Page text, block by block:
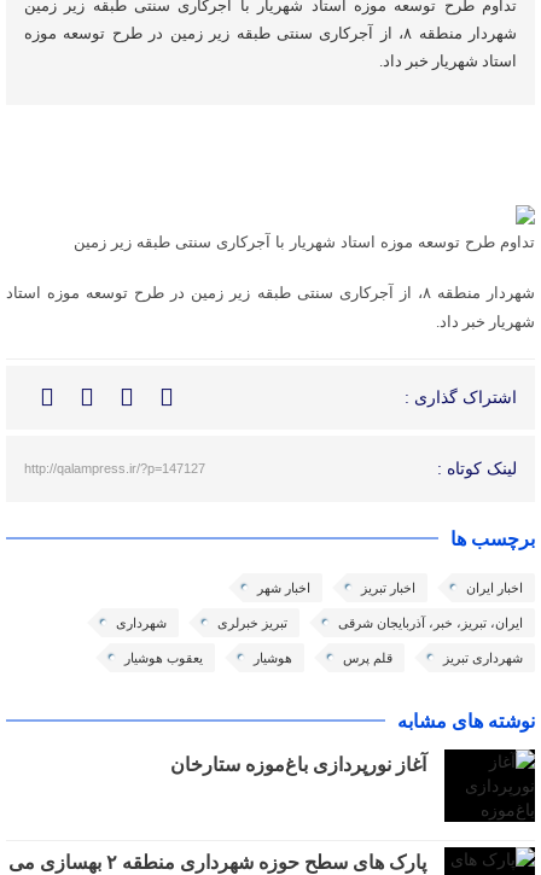
تداوم طرح توسعه موزه استاد شهریار با آجرکاری سنتی طبقه زیر زمین
شهردار منطقه ۸، از آجرکاری سنتی طبقه زیر زمین در طرح توسعه موزه
استاد شهریار خبر داد.
تداوم طرح توسعه موزه استاد شهریار با آجرکاری سنتی طبقه زیر زمین
شهردار منطقه ۸، از آجرکاری سنتی طبقه زیر زمین در طرح توسعه موزه استاد
شهریار خبر داد.
اشتراک گذاری :
لینک کوتاه : http://qalampress.ir/?p=147127
برچسب ها
اخبار ایران اخبار تبریز اخبار شهر
ایران، تبریز، خبر، آذربایجان شرقی تبریز خبرلری شهرداری
شهرداری تبریز قلم پرس هوشیار یعقوب هوشیار
نوشته های مشابه
آغاز نورپردازی باغ‌موزه ستارخان
پارک های سطح حوزه شهرداری منطقه ۲ بهسازی می